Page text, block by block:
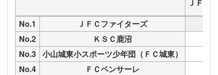
ＪＦＣ
No.1
ＪＦＣファイターズ
No.2
ＫＳＣ鹿沼
No.3 小山城東小スポーツ少年団（ＦＣ城東）
No.4
ＦＣペンサーレ